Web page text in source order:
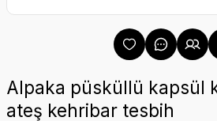
Alpaka püsküllü kapsül
ateş kehribar tesbih